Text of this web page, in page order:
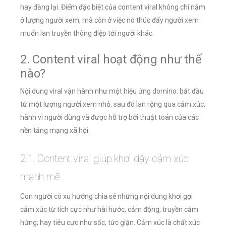
hay đăng lại. Điểm đặc biệt của content viral không chỉ nằm
ở lượng người xem, mà còn ở việc nó thúc đẩy người xem
muốn lan truyền thông điệp tới người khác.
2. Content viral hoạt động như thế
nào?
Nội dung viral vận hành như một hiệu ứng domino: bắt đầu
từ một lượng người xem nhỏ, sau đó lan rộng qua cảm xúc,
hành vi người dùng và được hỗ trợ bởi thuật toán của các
nền tảng mạng xã hội.
2.1. Content viral giúp khơi dậy cảm xúc
mạnh mẽ
Con người có xu hướng chia sẻ những nội dung khơi gợi
cảm xúc từ tích cực như hài hước, cảm động, truyền cảm
hứng; hay tiêu cực như sốc, tức giận. Cảm xúc là chất xúc